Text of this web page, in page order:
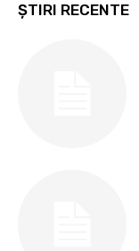
ȘTIRI RECENTE